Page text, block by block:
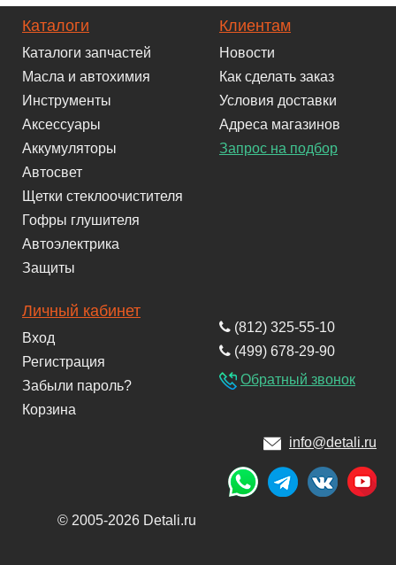
Каталоги
Каталоги запчастей
Масла и автохимия
Инструменты
Аксессуары
Аккумуляторы
Автосвет
Щетки стеклоочистителя
Гофры глушителя
Автоэлектрика
Защиты
Клиентам
Новости
Как сделать заказ
Условия доставки
Адреса магазинов
Запрос на подбор
Личный кабинет
Вход
Регистрация
Забыли пароль?
Корзина
(812) 325-55-10
(499) 678-29-90
Обратный звонок
info@detali.ru
© 2005-2026 Detali.ru